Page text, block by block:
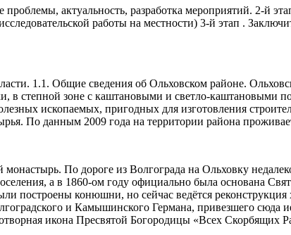
актуальность, разработка мероприятий. 2-й
работы на местности) 3-й этап .
1.1. Общие сведения об Ольховском районе.
в степной зоне с каштановыми и светло-
ископаемых, пригодных для изготовления
По данным 2009 года на территории района
По дороге из Волгограда на Ольховку
а в 1860-ом году официально была основана
построены конюшни, но сейчас ведётся
и Камышинского Германа, привезшего сюда
икона Пресвятой Богородицы «Всех Скорбящих